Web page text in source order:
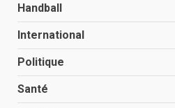
Handball
International
Politique
Santé